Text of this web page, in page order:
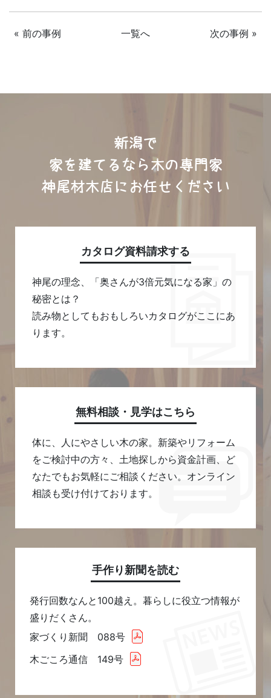
« 前の事例 一覧へ 次の事例 »
新潟で
家を建てるなら木の専門家
神尾材木店にお任せください
カタログ資料請求する
神尾の理念、「奥さんが3倍元気になる家」の
秘密とは？
読み物としてもおもしろいカタログがここにあ
ります。
無料相談・見学はこちら
体に、人にやさしい木の家。新築やリフォーム
をご検討中の方々、土地探しから資金計画、ど
なたでもお気軽にご相談ください。オンライン
相談も受け付けております。
手作り新聞を読む
発行回数なんと100越え。暮らしに役立つ情報が
盛りだくさん。
家づくり新聞 088号
木ごころ通信 149号